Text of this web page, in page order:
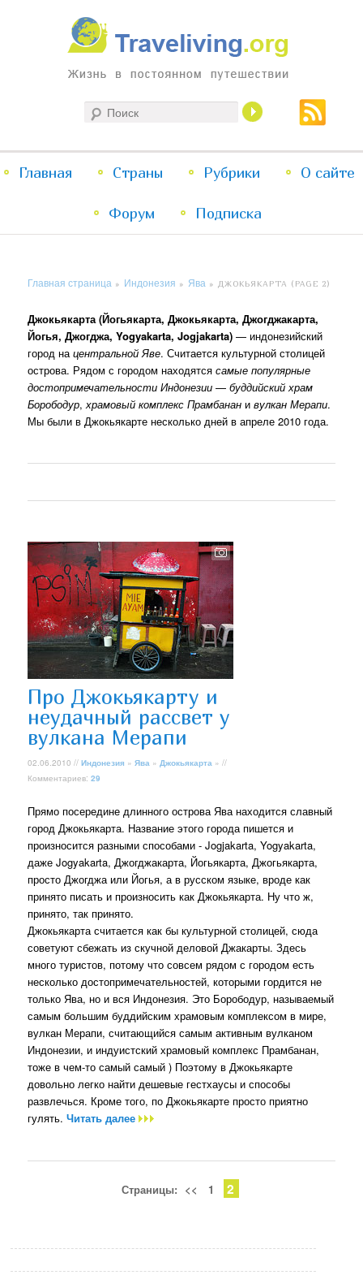
Traveliving
Жизнь в постоянном путешествии
меню
Перейти
к
Перейти
к
Главная Страны Рубрики О сайте
Форум Подписка
Главная страница » Индонезия » Ява » ДЖОКЬЯКАРТА (PAGE 2)
Джокьякарта (Йогьякарта, Джокьякарта, Джогджакарта,
Йогья, Джогджа, Yogyakarta, Jogjakarta) — индонезийский
город нацентральной Яве. Считается культурной столицей
острова. Рядом с городом находятсясамые популярные
достопримечательности Индонезии —буддийский храм
Борободур,храмовый комплекс Прамбанан ивулкан Мерапи.
Мы были в Джокьякарте несколько дней в апреле 2010 года.
Про Джокьякарту и
неудачный рассвет у
вулкана Мерапи
02.06.2010 //Индонезия »Ява » Джокьякарта » //
Комментариев:29
Прямо посередине длинного острова Ява находится славный
город Джокьякарта. Название этого города пишется и
произносится разными способами - Jogjakarta, Yogyakarta,
даже Jogyakarta, Джогджакарта, Йогьякарта, Джогьякарта,
просто Джогджа или Йогья, а в русском языке, вроде как
принято писать и произносить как Джокьякарта. Ну что ж,
принято, так принято.
Джокьякарта считается как бы культурной столицей, сюда
советуют сбежать из скучной деловой Джакарты. Здесь
много туристов, потому что совсем рядом с городом есть
несколько достопримечательностей, которыми гордится не
только Ява, но и вся Индонезия. Это Борободур, называемый
самым большим буддийским храмовым комплексом в мире,
вулкан Мерапи, считающийся самым активным вулканом
Индонезии, и индуистский храмовый комплекс Прамбанан,
тоже в чем-то самый самый ) Поэтому в Джокьякарте
довольно легко найти дешевые гестхаусы и способы
развлечься. Кроме того, по Джокьякарте просто приятно
гулять.Читать далее
Страницы: << 1 2